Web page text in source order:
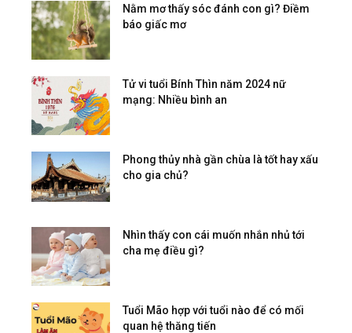
Nằm mơ thấy sóc đánh con gì? Điềm
báo giấc mơ
Tử vi tuổi Bính Thìn năm 2024 nữ
mạng: Nhiều bình an
Phong thủy nhà gần chùa là tốt hay xấu
cho gia chủ?
Nhìn thấy con cái muốn nhắn nhủ tới
cha mẹ điều gì?
Tuổi Mão hợp với tuổi nào để có mối
quan hệ thăng tiến